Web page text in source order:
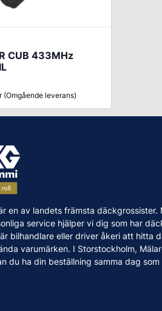
CUB 433MHz
(Omgående leverans)
en av landets främsta däckgrossister.
service hjälper vi dig som har
bilhandlare eller driver åkeri att hitta
varumärken. I Storstockholm,
du ha din beställning samma dag